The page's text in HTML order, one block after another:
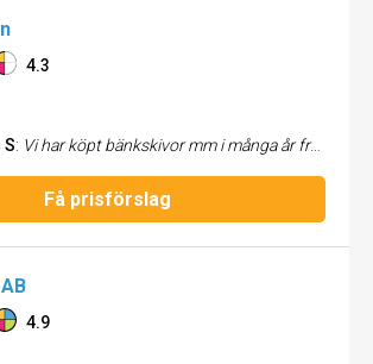
4.3
: Vi har köpt bänkskivor mm i många år från Granitkungen och det fungerar alltid bra och våra kunder är nöjda.
Få prisförslag
4.9